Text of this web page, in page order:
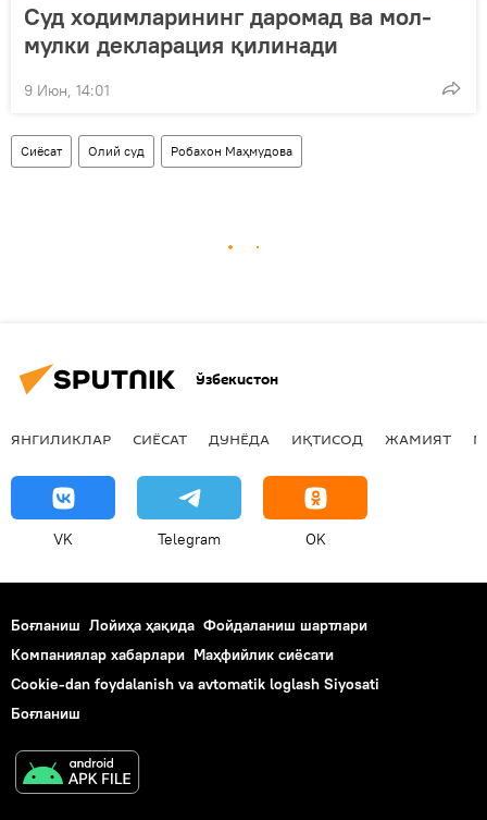
Суд ходимларининг даромад ва мол-
мулки декларация қилинади
9 Июн, 14:01
Сиёсат Олий суд Робахон Маҳмудова
Ўзбекистон
ЯНГИЛИКЛАР СИЁСАТ ДУНЁДА ИҚТИСОД ЖАМИЯТ
VK Telegram OK
Боғланиш Лойиҳа ҳақида Фойдаланиш шартлари
Компаниялар хабарлари Маҳфийлик сиёсати
Cookie-dan foydalanish va avtomatik loglash Siyosati
Боғланиш